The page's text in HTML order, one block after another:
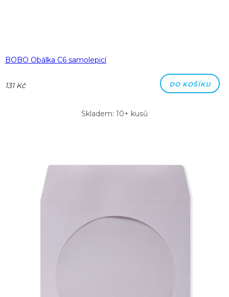
BOBO Obálka C6 samolepicí
131 Kč DO KOŠÍKU
Skladem: 10+ kusů